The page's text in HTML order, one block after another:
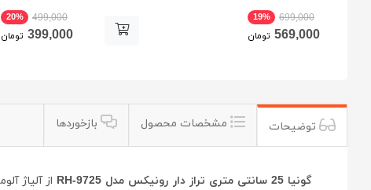
19% 699,000
569,000 تومان
20% 499,000
399,000 تومان
توضیحات مشخصات محصول بازخوردها
گونیا 25 سانتی متری تراز دار رونیکس مدل RH-9725
از آلیاژ